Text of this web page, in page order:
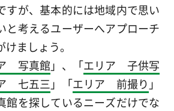
すが、基本的には地域内で思い
と考えるユーザーへアプローチ
ましょう。
写真館 」、「エリア 子供写
七五三 」「エリア 前撮り 」
館を探しているニーズだけでな